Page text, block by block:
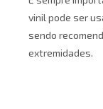
vinil pode ser
sendo
extremidades.